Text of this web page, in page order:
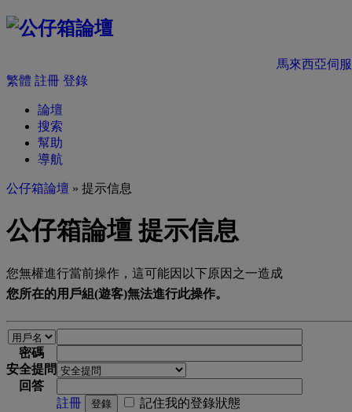
馬來西亞伺
繁體 註冊 登錄
論壇
搜索
幫助
導航
公仔箱論壇 » 提示信息
公仔箱論壇 提示信息
您無權進行當前操作，這可能因以下原因之一造成
您所在的用戶組(遊客)無法進行此操作。
密碼
安全提問
回答
註冊
登錄
記住我的登錄狀態